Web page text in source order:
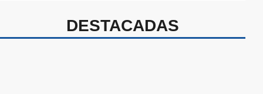
DESTACADAS